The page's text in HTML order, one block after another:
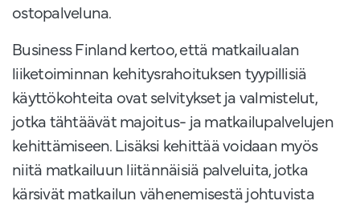
ostopalveluna.
Business Finland kertoo, että matkailualan
liiketoiminnan kehitysrahoituksen tyypillisiä
käyttökohteita ovat selvitykset ja valmistelut,
jotka tähtäävät majoitus- ja matkailupalvelujen
kehittämiseen. Lisäksi kehittää voidaan myös
niitä matkailuun liitännäisiä palveluita, jotka
kärsivät matkailun vähenemisestä johtuvista